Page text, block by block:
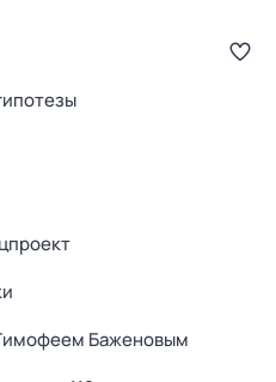
Баженовым